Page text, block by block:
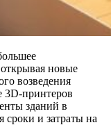
открывая новые
возведения
3D-принтеров
зданий в
сроки и затраты на